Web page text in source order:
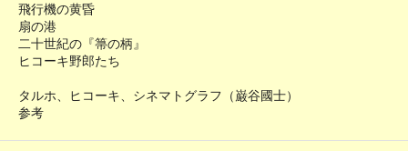
飛行機の黄昏
扇の港
二十世紀の『箒の柄』
ヒコーキ野郎たち
タルホ、ヒコーキ、シネマトグラフ（巌谷國士）
参考